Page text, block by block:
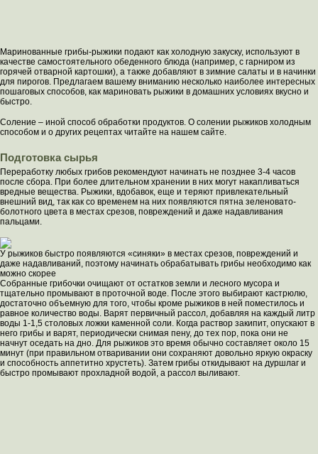
Маринованные грибы-рыжики подают как холодную закуску, используют в
качестве самостоятельного обеденного блюда (например, с гарниром из
горячей отварной картошки), а также добавляют в зимние салаты и в начинки
для пирогов. Предлагаем вашему вниманию несколько наиболее интересных
пошаговых способов, как мариновать рыжики в домашних условиях вкусно и
быстро.
Соление – иной способ обработки продуктов. О солении рыжиков холодным
способом и о других рецептах читайте на нашем сайте.
Подготовка сырья
Переработку любых грибов рекомендуют начинать не позднее 3-4 часов
после сбора. При более длительном хранении в них могут накапливаться
вредные вещества. Рыжики, вдобавок, еще и теряют привлекательный
внешний вид, так как со временем на них появляются пятна зеленовато-
болотного цвета в местах срезов, повреждений и даже надавливания
пальцами.
У рыжиков быстро появляются «синяки» в местах срезов, повреждений и
даже надавливаний, поэтому начинать обрабатывать грибы необходимо как
можно скорее
Собранные грибочки очищают от остатков земли и лесного мусора и
тщательно промывают в проточной воде. После этого выбирают кастрюлю,
достаточно объемную для того, чтобы кроме рыжиков в ней поместилось и
равное количество воды. Варят первичный рассол, добавляя на каждый литр
воды 1-1,5 столовых ложки каменной соли. Когда раствор закипит, опускают в
него грибы и варят, периодически снимая пену, до тех пор, пока они не
начнут оседать на дно. Для рыжиков это время обычно составляет около 15
минут (при правильном отваривании они сохраняют довольно яркую окраску
и способность аппетитно хрустеть). Затем грибы откидывают на дуршлаг и
быстро промывают прохладной водой, а рассол выливают.